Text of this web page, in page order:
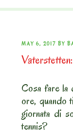
POSTED
ON
MAY 6, 2017 BY
Cosa fare la
ore, quando
giornata di
tennis?